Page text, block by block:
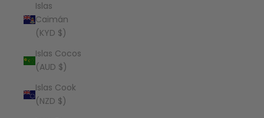
Islas
Caimán
(KYD $)
Islas Cocos
(AUD $)
Islas Cook
(NZD $)